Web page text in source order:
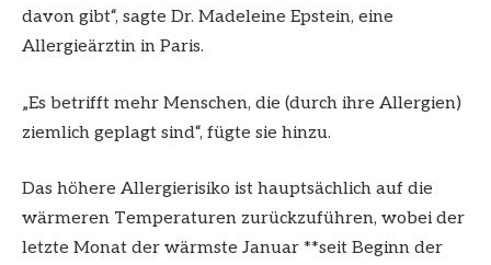
davon gibt“, sagte Dr. Madeleine Epstein, eine
Allergieärztin in Paris.
„Es betrifft mehr Menschen, die (durch ihre Allergien)
ziemlich geplagt sind“, fügte sie hinzu.
Das höhere Allergierisiko ist hauptsächlich auf die
wärmeren Temperaturen zurückzuführen, wobei der
letzte Monat der wärmste Januar **seit Beginn der